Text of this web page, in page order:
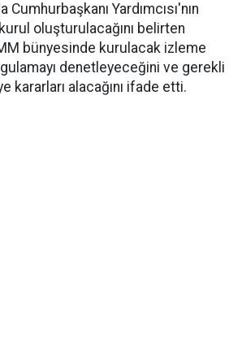
Yardımcısı'nın
oluşturulacağını belirten
bünyesinde kurulacak izleme
denetleyeceğini ve gerekli
kararları alacağını ifade etti.